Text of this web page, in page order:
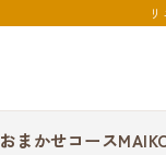
おまかせコース